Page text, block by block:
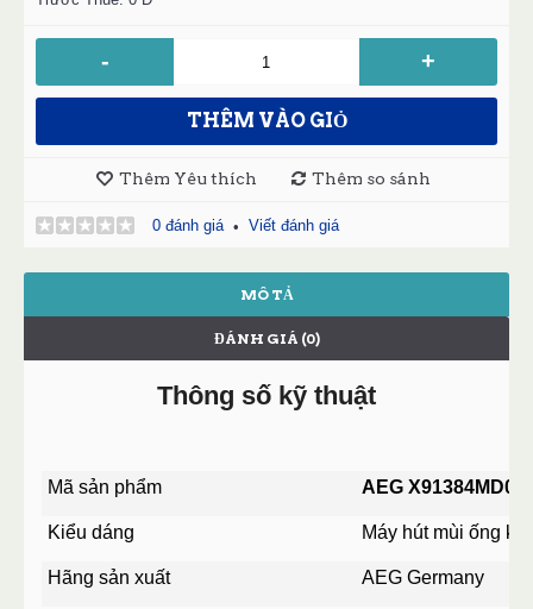
- +
THÊM VÀO GIỎ
Thêm Yêu thích Thêm so sánh
0 đánh giá• Viết đánh giá
MÔ TẢ
ĐÁNH GIÁ (0)
Thông số kỹ thuật
Mã sản phẩm AEG X91384MD01
Kiểu dáng Máy hút mùi ống
Hãng sản xuất AEG Germany